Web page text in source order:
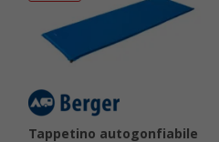
Tappetino autogonfiabile